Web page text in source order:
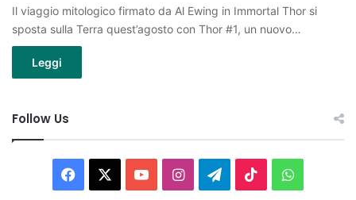
Il viaggio mitologico firmato da Al Ewing in Immortal Thor si
sposta sulla Terra quest’agosto con Thor #1, un nuovo…
Leggi
Follow Us
Facebook You InstagramTelegram
TikTok